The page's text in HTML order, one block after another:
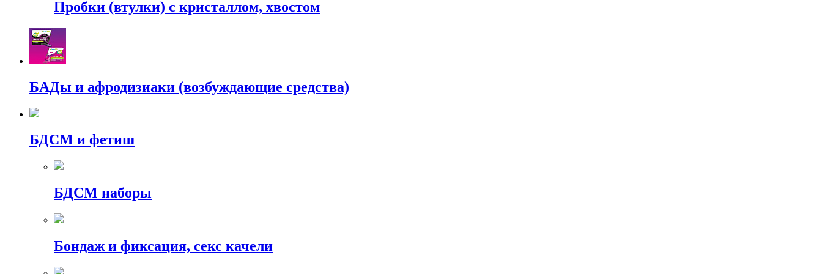
Пробки (втулки) с кристаллом, хвостом
БАДы и афродизиаки (возбуждающие средства)
БДСМ и фетиш
БДСМ наборы
Бондаж и фиксация, секс качели